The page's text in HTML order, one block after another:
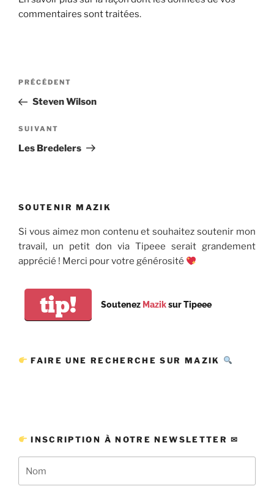
commentaires sont traitées.
Navigation
l’article
Article
précédent
PRÉCÉDENT
Steven Wilson
Article
suivant
SUIVANT
Les Bredelers
SOUTENIR MAZIK
Si vous aimez mon contenu et souhaitez soutenir mon
travail, un petit don via Tipeee serait grandement
apprécié ! Merci pour votre générosité
tip! Soutenez Maziksur Tipeee
FAIRE UNE RECHERCHE SUR MAZIK
INSCRIPTION À NOTRE NEWSLETTER ✉